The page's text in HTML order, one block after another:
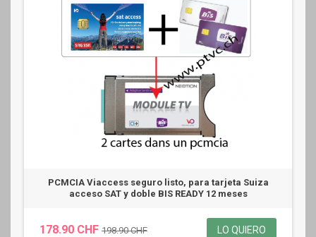
PCMCIA Viaccess seguro listo, para tarjeta Suiza
acceso SAT y doble BIS READY 12 meses
178.90 CHF 198.90 CHF LO QUIERO